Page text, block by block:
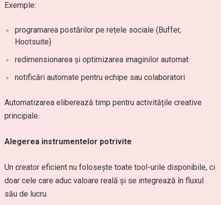
Exemple:
programarea postărilor pe rețele sociale (Buffer,
Hootsuite)
redimensionarea și optimizarea imaginilor automat
notificări automate pentru echipe sau colaboratori
Automatizarea eliberează timp pentru activitățile creative
principale.
Alegerea instrumentelor potrivite
Un creator eficient nu folosește toate tool-urile disponibile, ci
doar cele care aduc valoare reală și se integrează în fluxul
său de lucru.